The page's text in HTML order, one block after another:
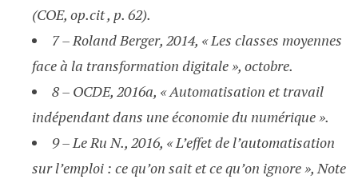
(COE, op.cit , p. 62).
7 – Roland Berger, 2014, « Les classes moyennes
face à la transformation digitale », octobre.
8 – OCDE, 2016a, « Automatisation et travail
indépendant dans une économie du numérique ».
9 – Le Ru N., 2016, « L’effet de l’automatisation
sur l’emploi : ce qu’on sait et ce qu’on ignore », Note